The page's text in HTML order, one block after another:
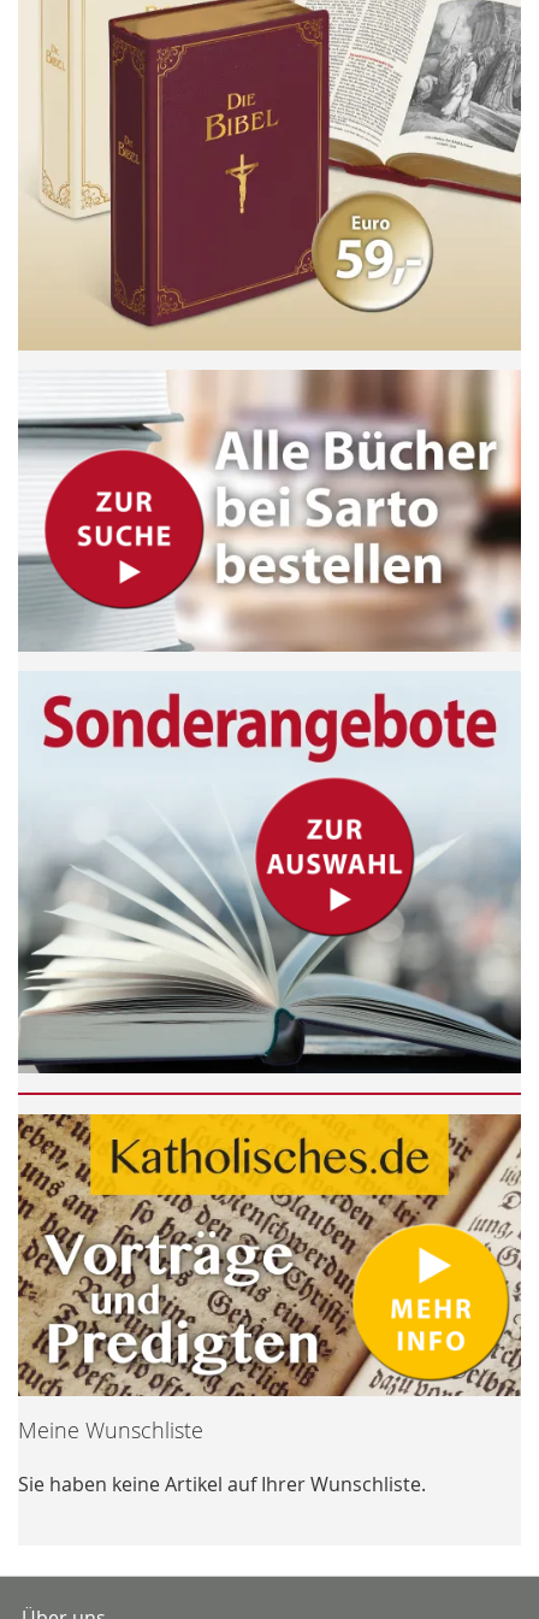
Meine Wunschliste
Sie haben keine Artikel auf Ihrer Wunschliste.